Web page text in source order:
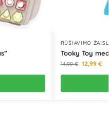
RŪŠIAVIMO
Tooky Toy
14,99€ 12,99 €